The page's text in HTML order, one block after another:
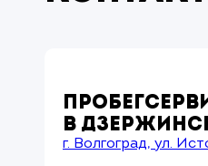
В
г. Волгоград, ул.